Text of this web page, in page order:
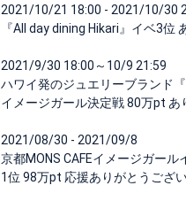
2021/10/21 18:00 - 2021/10/30
『All day dining Hikari』イベ3位
2021/9/30 18:00～10/9 21:59
ハワイ発のジュエリーブランド『
イメージガール決定戦 80万pt あ
2021/08/30 - 2021/09/8
京都MONS CAFEイメージガール
1位 98万pt 応援ありがとうござ